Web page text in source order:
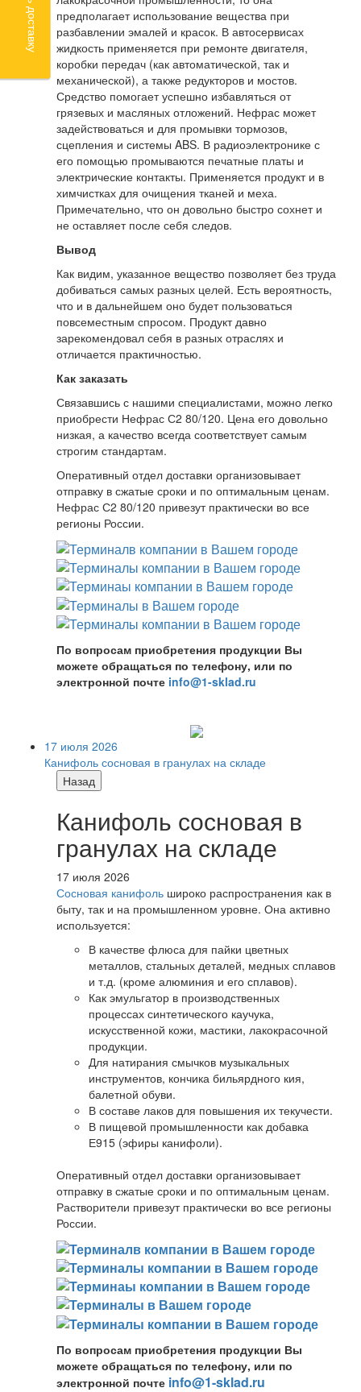
предполагает использование вещества при
разбавлении эмалей и красок. В автосервисах
жидкость применяется при ремонте двигателя,
коробки передач (как автоматической, так и
механической), а также редукторов и мостов.
Средство помогает успешно избавляться от
грязевых и масляных отложений. Нефрас может
задействоваться и для промывки тормозов,
сцепления и системы ABS. В радиоэлектронике с
его помощью промываются печатные платы и
электрические контакты. Применяется продукт и в
химчистках для очищения тканей и меха.
Примечательно, что он довольно быстро сохнет и
не оставляет после себя следов.
Вывод
Как видим, указанное вещество позволяет без труда
добиваться самых разных целей. Есть вероятность,
что и в дальнейшем оно будет пользоваться
повсеместным спросом. Продукт давно
зарекомендовал себя в разных отраслях и
отличается практичностью.
Как заказать
Связавшись с нашими специалистами, можно легко
приобрести Нефрас С2 80/120. Цена его довольно
низкая, а качество всегда соответствует самым
строгим стандартам.
Оперативный отдел доставки организовывает
отправку в сжатые сроки и по оптимальным ценам.
Нефрас С2 80/120 привезут практически во все
регионы России.
По вопросам приобретения продукции Вы
можете обращаться по телефону, или по
электронной почте info@1-sklad.ru
17 июля 2026
Канифоль сосновая в гранулах на складе
Назад
Канифоль сосновая в
гранулах на складе
17 июля 2026
Сосновая канифоль широко распространения как в
быту, так и на промышленном уровне. Она активно
используется:
В качестве флюса для пайки цветных
металлов, стальных деталей, медных сплавов
и т.д. (кроме алюминия и его сплавов).
Как эмульгатор в производственных
процессах синтетического каучука,
искусственной кожи, мастики, лакокрасочной
продукции.
Для натирания смычков музыкальных
инструментов, кончика бильярдного кия,
балетной обуви.
В составе лаков для повышения их текучести.
В пищевой промышленности как добавка
Е915 (эфиры канифоли).
Оперативный отдел доставки организовывает
отправку в сжатые сроки и по оптимальным ценам.
Растворители привезут практически во все регионы
России.
По вопросам приобретения продукции Вы
можете обращаться по телефону, или по
электронной почте info@1-sklad.ru